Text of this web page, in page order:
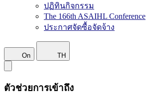
ปฏิทินกิจกรรม
The 166th ASAIHL Conference
ประกาศจัดซื้อจัดจ้าง
On TH
ตัวช่วยการเข้าถึง